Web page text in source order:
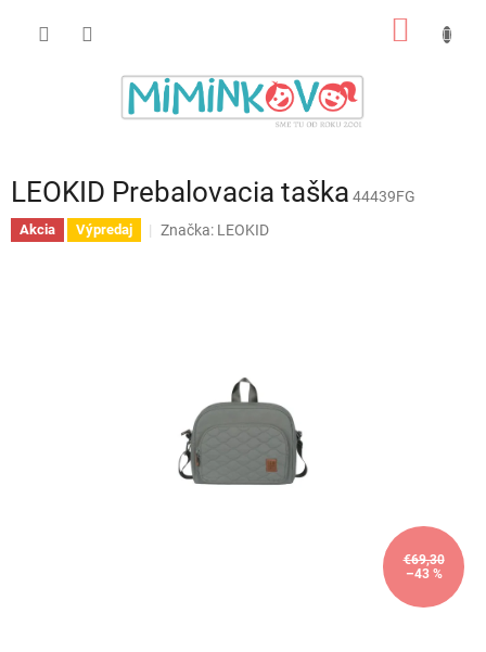
LEOKID Prebalovacia taška 44439FG
Akcia Výpredaj Značka: LEOKID
€69,30
–43 %